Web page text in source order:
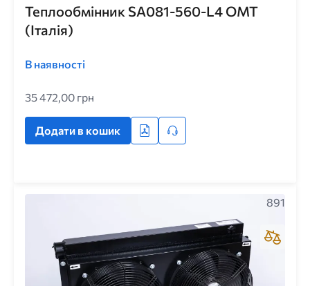
Теплообмінник SA081-560-L4 ОМТ
(Італія)
В наявності
35 472,00 грн
Додати в кошик
891